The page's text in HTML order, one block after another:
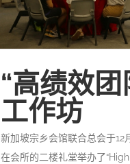
“高绩效团
工作坊
新加坡宗乡会馆联合总会于12
在会所的二楼礼堂举办了